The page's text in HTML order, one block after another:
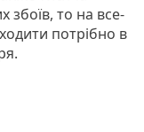
збоїв, то на все-
потрібно в